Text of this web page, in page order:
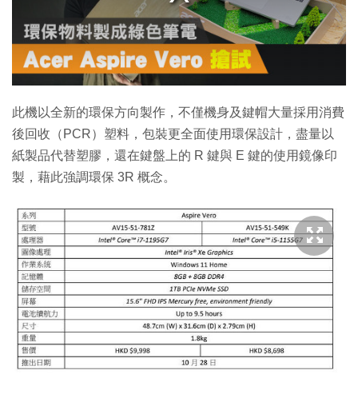
.
此機以全新的環保方向製作，不僅機身及鍵帽大量採用消費
後回收（PCR）塑料，包裝更全面使用環保設計，盡量以
紙製品代替塑膠，還在鍵盤上的 R 鍵與 E 鍵的使用鏡像印
製，藉此強調環保 3R 概念。